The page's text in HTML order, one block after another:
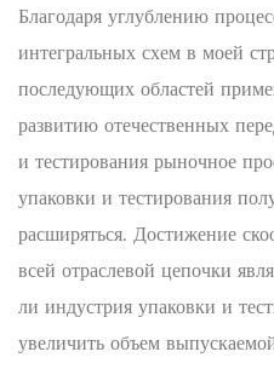
Благодаря углублению
интегральных схем в моей
последующих областей
развитию отечественных
и тестирования рыночное
упаковки и тестирования
расширяться. Достижение
всей отраслевой цепочки
ли индустрия упаковки и
увеличить объем